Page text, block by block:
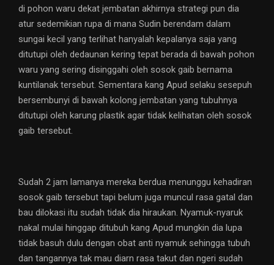
di pohon waru dekat jembatan akhirnya strategi pun dia
atur sedemikian rupa di mana Sudin berendam dalam
sungai kecil yang terlihat hanyalah kepalanya saja yang
ditutupi oleh dedaunan kering tepat berada di bawah pohon
waru yang sering disinggahi oleh sosok gaib bernama
kuntilanak tersebut. Sementara kang Apud selaku sesepuh
bersembunyi di bawah kolong jembatan yang tubuhnya
ditutupi oleh karung plastik agar tidak kelihatan oleh sosok
gaib tersebut.
Sudah 2 jam lamanya mereka berdua menunggu kehadiran
sosok gaib tersebut tapi belum juga muncul rasa gatal dan
bau dilokasi itu sudah tidak dia hiraukan. Nyamuk-nyaruk
nakal mulai hinggap ditubuh kang Apud mungkin dia lupa
tidak basuh dulu dengan obat anti nyamuk sehingga tubuh
dan tangannya tak mau diarn rasa takut dan ngeri sudah